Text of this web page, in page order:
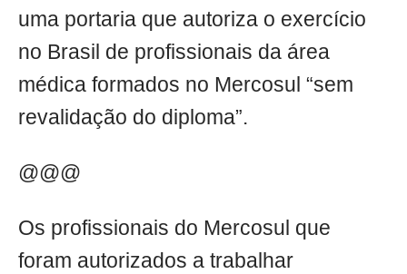
uma portaria que autoriza o exercício
no Brasil de profissionais da área
médica formados no Mercosul “sem
revalidação do diploma”.
@@@
Os profissionais do Mercosul que
foram autorizados a trabalhar